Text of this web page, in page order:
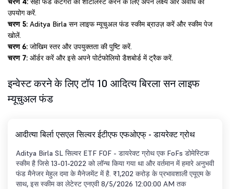
उपयोग करें.
चरण 5: Aditya Birla सन लाइफ म्यूचुअल फंड स्कीम ब्राउज़ करें और स्कीम पेज
खोलें.
चरण 6: जोखिम स्तर और उपयुक्तता की पुष्टि करें.
चरण 7: ऑर्डर करें और इसे अपने पोर्टफोलियो डैशबोर्ड में ट्रैक करें.
इन्वेस्ट करने के लिए टॉप 10 आदित्य बिरला सन लाइफ
म्यूचुअल फंड
आदीत्या बिर्ला एसएल सिल्वर ईटीएफ एफओएफ् - डायरेक्ट ग्रोथ
Aditya Birla SL सिल्वर ETF FOF - डायरेक्ट ग्रोथ एक FoFs डोमेस्टिक
स्कीम है जिसे 13-01-2022 को लॉन्च किया गया था और वर्तमान में हमारे अनुभवी
फंड मैनेजर मेहुल दमा के मैनेजमेंट में है. ₹1,202 करोड़ के प्रभावशाली एयूएम के
साथ, इस स्कीम का लेटेस्ट एनएवी 8/5/2026 12:00:00 AM तक